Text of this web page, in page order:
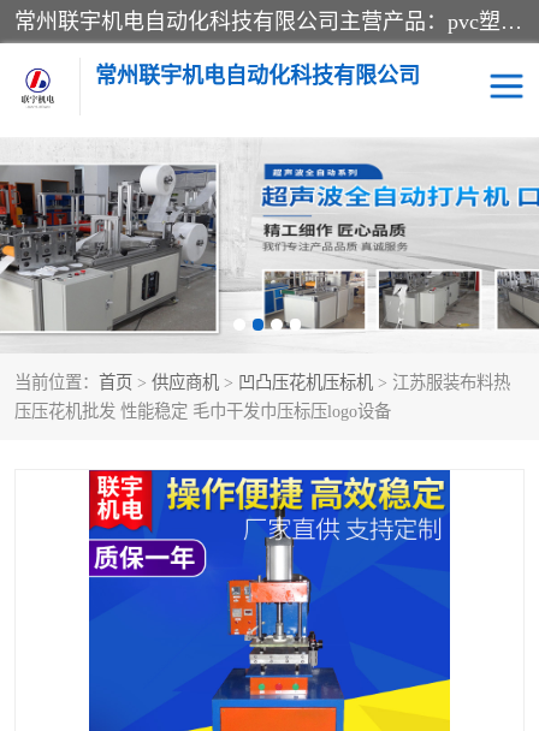
常州联宇机电自动化科技有限公司主营产品：pvc塑料焊机、高频热合机、软膜天花压边机、服装布料凹凸压花机、布料3d压印设备、服装植胶设备、超声波布料花边机、无纺布热合机、全自动压花机。
常州联宇机电自动化科技有限公司
当前位置： 首页 > 供应商机 > 凹凸压花机压标机 > 江苏服装布料热
压压花机批发 性能稳定 毛巾干发巾压标压logo设备
压花定型机以及压花模具 超声波热合机
高频热合机 超声波花边机
超声波复合压花机 凹凸压花机压标机
3040凹凸压花机 双头服装凹凸压花机
高频压花压标机 自动超声波打片成型机
泡壳包装封口机